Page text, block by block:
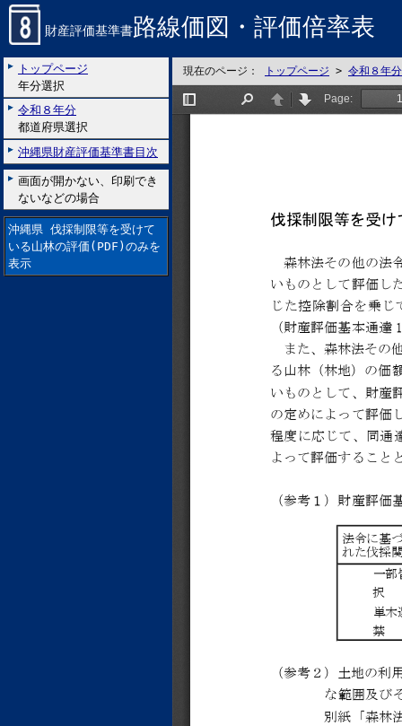
財産評価基準書路線価図・評価倍率表
トップページ
年分選択
令和８年分
都道府県選択
沖縄県財産評価基準書目次
画面が開かない、印刷でき
ないなどの場合
沖縄県 伐採制限等を受けて
いる山林の評価(PDF)のみを
表示
現在のページ： トップページ > 令和８年分